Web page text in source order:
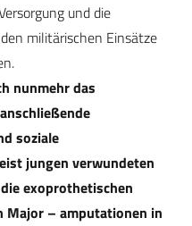
und die
militärischen Einsätze
nunmehr das
soziale
jungen verwundeten
exoprothetischen
Major – amputationen in